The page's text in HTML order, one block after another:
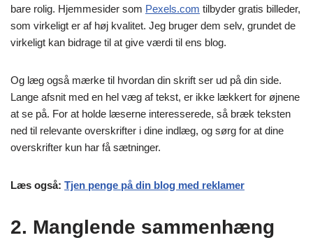
bare rolig. Hjemmesider som Pexels.com tilbyder gratis billeder,
som virkeligt er af høj kvalitet. Jeg bruger dem selv, grundet de
virkeligt kan bidrage til at give værdi til ens blog.
Og læg også mærke til hvordan din skrift ser ud på din side.
Lange afsnit med en hel væg af tekst, er ikke lækkert for øjnene
at se på. For at holde læserne interesserede, så bræk teksten
ned til relevante overskrifter i dine indlæg, og sørg for at dine
overskrifter kun har få sætninger.
Læs også: Tjen penge på din blog med reklamer
2. Manglende sammenhæng